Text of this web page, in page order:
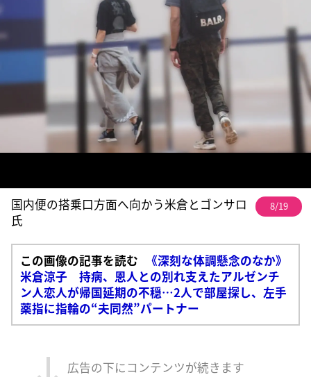
国内便の搭乗口方面へ向かう米倉とゴンサロ
氏
8/19
この画像の記事を読む
《深刻な体調懸念のなか》
米倉涼子 持病、恩人との別れ支えたアルゼンチ
ン人恋人が帰国延期の不穏…2人で部屋探し、左手
薬指に指輪の“夫同然”パートナー
広告の下にコンテンツが続きます